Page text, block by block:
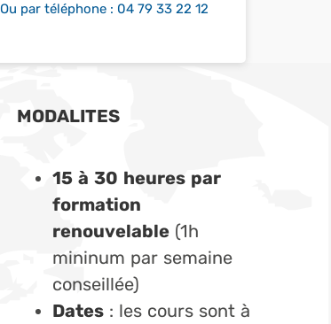
Ou par téléphone : 04 79 33 22 12
MODALITES
15 à 30 heures par
formation
renouvelable (1h
mininum par semaine
conseillée)
Dates : les cours sont à